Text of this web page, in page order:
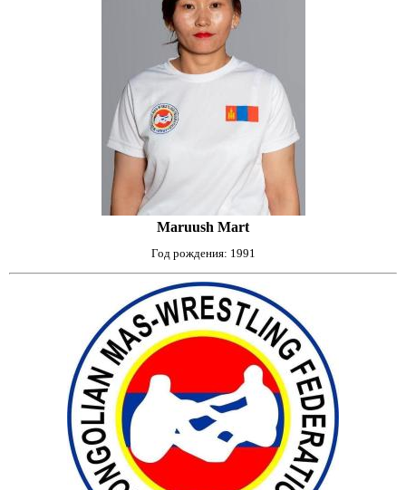
Maruush Mart
Год рождения: 1991